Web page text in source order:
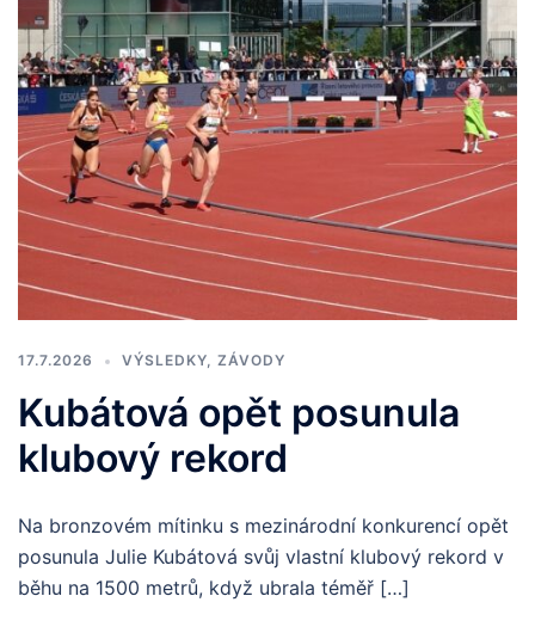
17.7.2026 VÝSLEDKY ZÁVODY
Kubátová opět posunula
klubový rekord
Na bronzovém mítinku s mezinárodní konkurencí opět
posunula Julie Kubátová svůj vlastní klubový rekord v
běhu na 1500 metrů, když ubrala téměř […]